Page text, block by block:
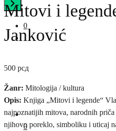
0
0
Mitovi i
Janković
500 рсд
Žanr: Mitologija / kultura
Opis: Knjiga „Mitovi i legende“
najpoznatijih mitova, narodnih
njihovo poreklo, simboliku i uticaj